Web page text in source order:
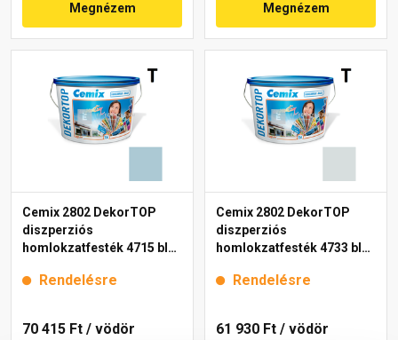
Megnézem Megnézem
Cemix 2802 DekorTOP
diszperziós
homlokzatfesték 4715 blue
Rendelésre
70 415 Ft / vödör
Cemix 2802 DekorTOP
diszperziós
homlokzatfesték 4733 blue
Rendelésre
61 930 Ft / vödör